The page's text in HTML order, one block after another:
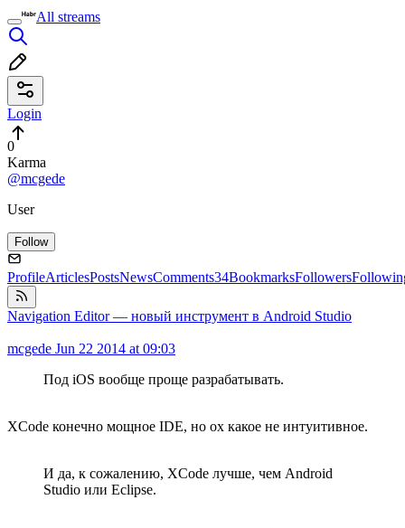
All streams
Login
0
Karma
@mcgede
User
Follow
ProfileArticlesPostsNewsComments34BookmarksFollowers
Navigation Editor — новый инструмент в Android Studio
mcgede Jun 22 2014 at 09:03
Под iOS вообще проще разрабатывать.
XCode конечно мощное IDE, но ох какое не интуитивное.
И да, к сожалению, XCode лучше, чем Android
Studio или Eclipse.